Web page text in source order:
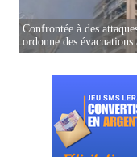
Confrontée à des
ordonne des